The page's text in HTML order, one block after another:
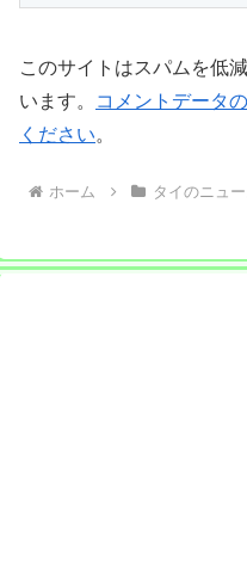
このサイトはスパムを低
います。
コメントデータ
ください。
ホーム タイのニュー